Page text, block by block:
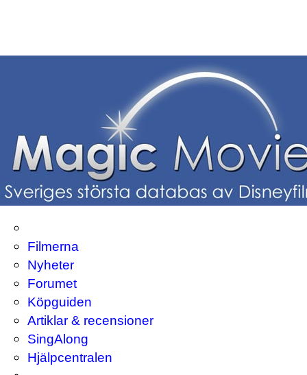
Filmerna
Nyheter
Forumet
Köpguiden
Artiklar & recensioner
SingAlong
Hjälpcentralen